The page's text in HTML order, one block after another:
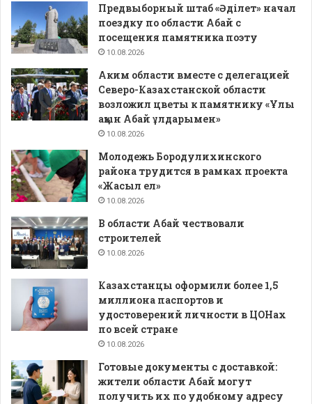
Предвыборный штаб «Әділет» начал
поездку по области Абай с
посещения памятника поэту
10.08.2026
Аким области вместе с делегацией
Северо-Казахстанской области
возложил цветы к памятнику «Ұлы
ақын Абай ұлдарымен»
10.08.2026
Молодежь Бородулихинского
района трудится в рамках проекта
«Жасыл ел»
10.08.2026
В области Абай чествовали
строителей
10.08.2026
Казахстанцы оформили более 1,5
миллиона паспортов и
удостоверений личности в ЦОНах
по всей стране
10.08.2026
Готовые документы с доставкой:
жители области Абай могут
получить их по удобному адресу